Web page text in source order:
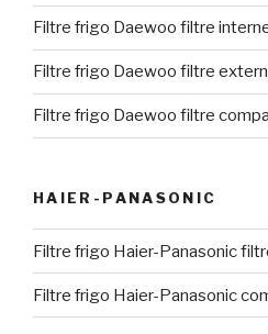
Filtre frigo Daewoo filtre
Filtre frigo Daewoo filtre
Filtre frigo Daewoo filtre
HAIER-PANASONIC
Filtre frigo Haier-Panasonic
Filtre frigo Haier-Panasonic